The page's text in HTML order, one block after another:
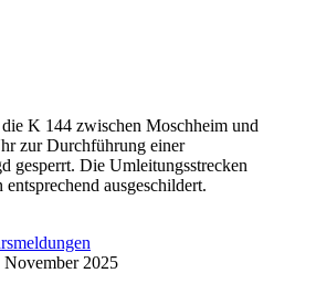
K 144 zwischen Moschheim und
zur Durchführung einer
gesperrt. Die Umleitungsstrecken
ausgeschildert.
2025